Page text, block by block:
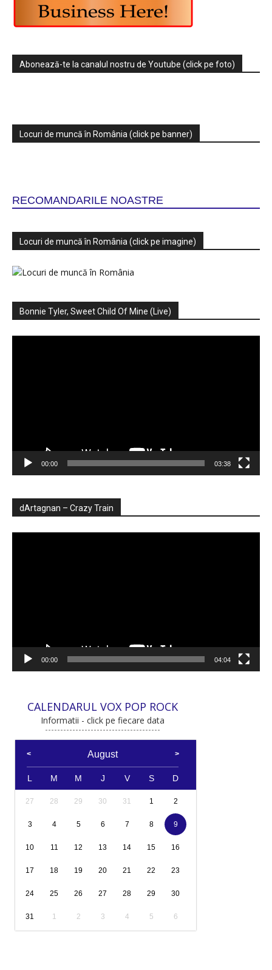
Abonează-te la canalul nostru de Youtube (click pe foto)
Locuri de muncă în România (click pe banner)
RECOMANDARILE NOASTRE
Locuri de muncă în România (click pe imagine)
Bonnie Tyler, Sweet Child Of Mine (Live)
00:00 03:38
dArtagnan – Crazy Train
00:00 04:04
CALENDARUL VOX POP ROCK
Informatii - click pe fiecare data
August
L M M J V S D
27 28 29 30 31 1 2
3 4 5 6 7 8 9
10 11 12 13 14 15 16
17 18 19 20 21 22 23
24 25 26 27 28 29 30
31 1 2 3 4 5 6